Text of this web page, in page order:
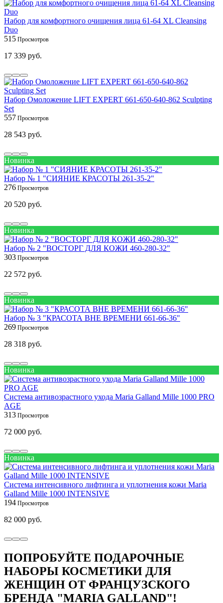
Набор для комфортного очищения лица 61‑64 XL Cleansing
Duo
515
17 339 руб.
Набор Омоложение LIFT EXPERT 661‑650‑640‑862 Sculpting
Set
557
28 543 руб.
Новинка
Набор № 1 "СИЯНИЕ КРАСОТЫ 261-35-2"
276
20 520 руб.
Новинка
Набор № 2 "ВОСТОРГ ДЛЯ КОЖИ 460-280-32"
303
22 572 руб.
Новинка
Набор № 3 "КРАСОТА ВНЕ ВРЕМЕНИ 661-66-36"
269
28 318 руб.
Новинка
Система антивозрастного ухода Maria Galland Mille 1000 PRO
AGE
313
72 000 руб.
Новинка
Система интенсивного лифтинга и уплотнения кожи Maria
Galland Mille 1000 INTENSIVE
194
82 000 руб.
ПОПРОБУЙТЕ ПОДАРОЧНЫЕ
НАБОРЫ КОСМЕТИКИ ДЛЯ
ЖЕНЩИН ОТ ФРАНЦУЗСКОГО
БРЕНДА "MARIA GALLAND"!